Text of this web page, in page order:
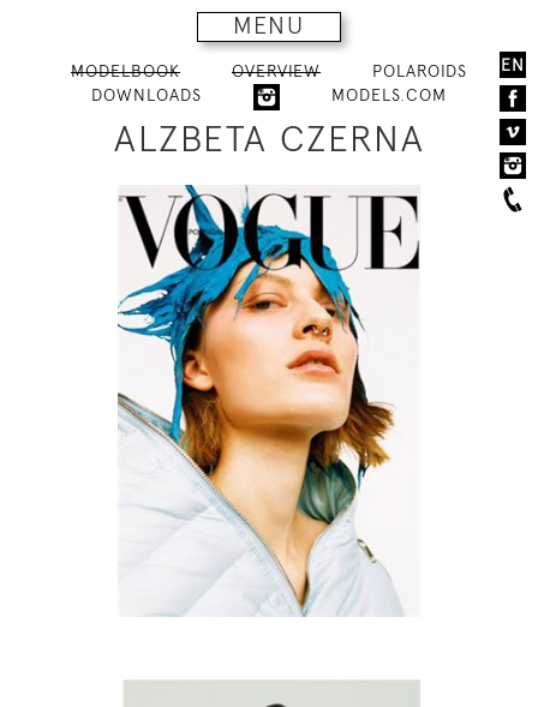
MENU
EN
MODELBOOK OVERVIEW
POLAROIDS
DOWNLOADS
MODELS.COM
ALZBETA CZERNA